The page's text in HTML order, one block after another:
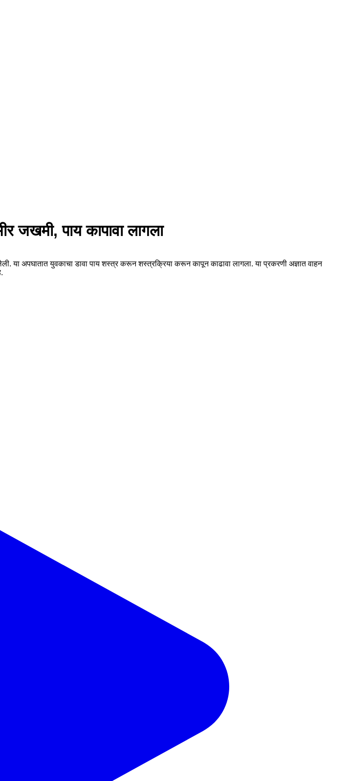
जखमी, पाय कापावा लागला
या अपघातात युवकाचा डावा पाय शस्त्र करून शस्त्रक्रिया करून कापून काढावा लागला. या प्रकरणी अज्ञात वाहन